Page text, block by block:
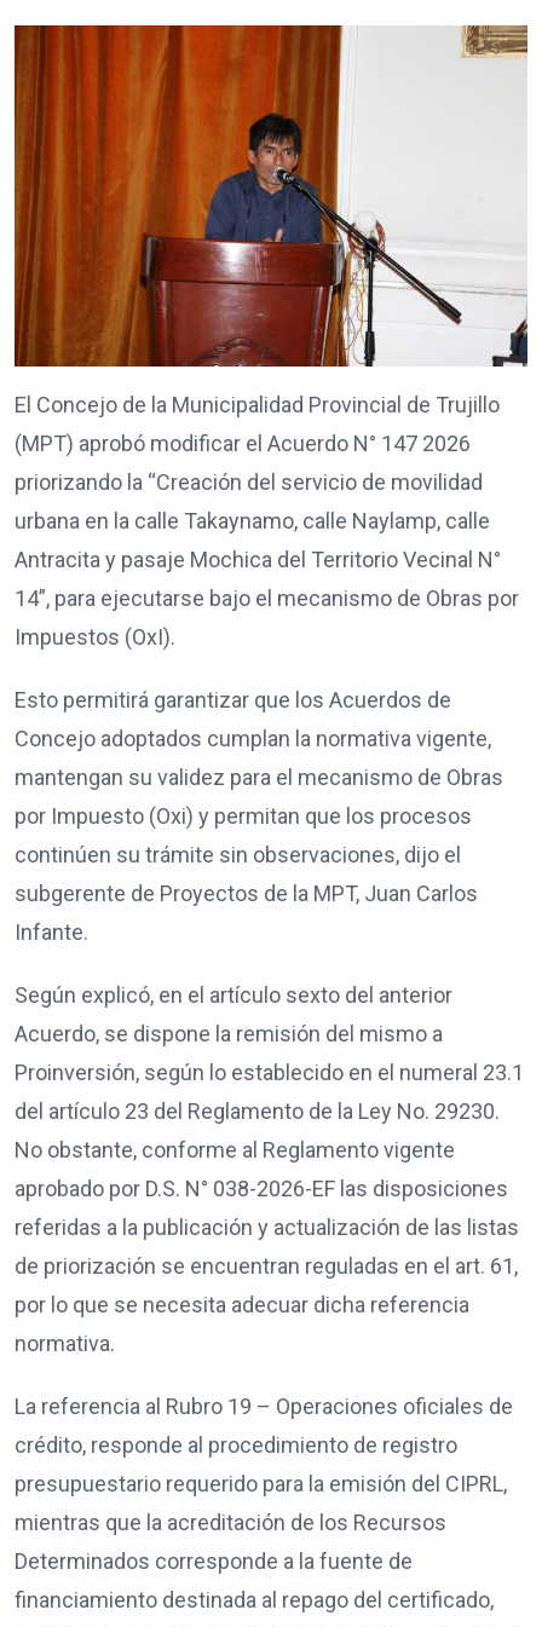
El Concejo de la Municipalidad Provincial de Trujillo
(MPT) aprobó modificar el Acuerdo N° 147 2026
priorizando la “Creación del servicio de movilidad
urbana en la calle Takaynamo, calle Naylamp, calle
Antracita y pasaje Mochica del Territorio Vecinal N°
14”, para ejecutarse bajo el mecanismo de Obras por
Impuestos (OxI).
Esto permitirá garantizar que los Acuerdos de
Concejo adoptados cumplan la normativa vigente,
mantengan su validez para el mecanismo de Obras
por Impuesto (Oxi) y permitan que los procesos
continúen su trámite sin observaciones, dijo el
subgerente de Proyectos de la MPT, Juan Carlos
Infante.
Según explicó, en el artículo sexto del anterior
Acuerdo, se dispone la remisión del mismo a
Proinversión, según lo establecido en el numeral 23.1
del artículo 23 del Reglamento de la Ley No. 29230.
No obstante, conforme al Reglamento vigente
aprobado por D.S. N° 038-2026-EF las disposiciones
referidas a la publicación y actualización de las listas
de priorización se encuentran reguladas en el art. 61,
por lo que se necesita adecuar dicha referencia
normativa.
La referencia al Rubro 19 – Operaciones oficiales de
crédito, responde al procedimiento de registro
presupuestario requerido para la emisión del CIPRL,
mientras que la acreditación de los Recursos
Determinados corresponde a la fuente de
financiamiento destinada al repago del certificado,